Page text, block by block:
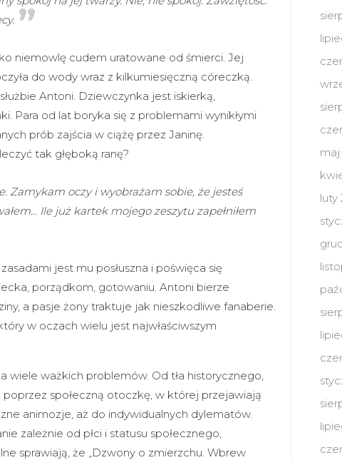
niemowlę cudem uratowane od śmierci. Jej
do wody wraz z kilkumiesięczną córeczką.
Antoni. Dziewczynka jest iskierką,
Para od lat boryka się z problemami wynikłymi
prób zajścia w ciążę przez Janinę.
tak głęboką ranę?
Zamykam oczy i wyobrażam sobie, że jesteś
Ile już kartek mojego zeszytu zapełniłem
jest mu posłuszna i poświęca się
porządkom, gotowaniu. Antoni bierze
a pasje żony traktuje jak nieszkodliwe fanaberie.
w oczach wielu jest najwłaściwszym
wiele ważkich problemów. Od tła historycznego,
społeczną otoczkę, w której przejawiają
animozje, aż do indywidualnych dylematów.
zależnie od płci i statusu społecznego,
sprawiają, że „Dzwony o zmierzchu. Wbrew
maj
luty